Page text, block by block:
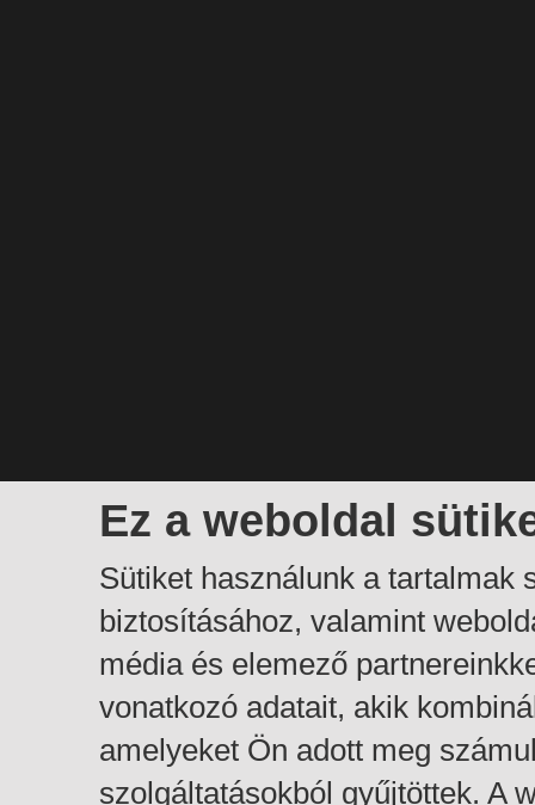
Ez a weboldal
Sütiket használunk a tartalmak
biztosításához, valamint
média és elemező
vonatkozó adatait, akik
amelyeket Ön adott meg
szolgáltatásokból gyűjtöttek. A